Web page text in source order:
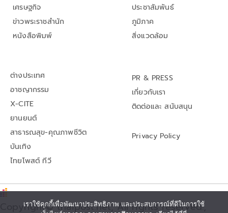
เศรษฐกิจ
ข่าวพระราชสำนัก
หนังสือพิมพ์
ประชาสัมพันธ์
ภูมิภาค
สิ่งแวดล้อม
ต่างประเทศ
อาชญากรรม
X-CITE
ยานยนต์
สาธารณสุข-คุณภาพชีวิต
บันเทิง
ไทยโพสต์ ทีวี
PR & PRESS
เกี่ยวกับเรา
ติดต่อและ สนับสนุน
Privacy Policy
Copyright© thaipost.net, All rights reserved.,
เราใช้คุกกี้เพื่อพัฒนาประสิทธิภาพ และประสบการณ์ที่ดีในการใช้